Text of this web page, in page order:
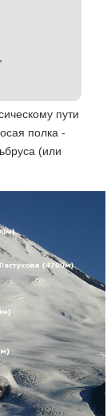
пути
полка -
(или